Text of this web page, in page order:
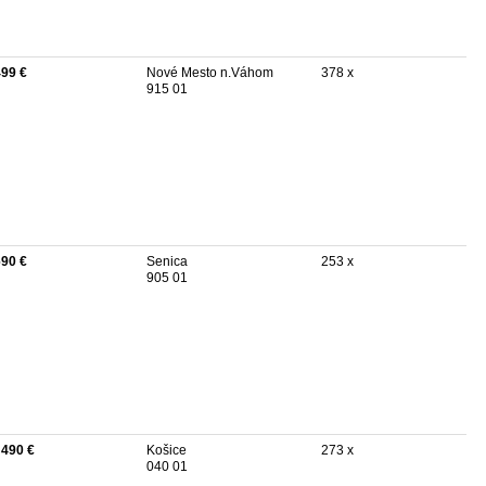
€
Nové Mesto n.Váhom
915 01
378 x
€
Senica
905 01
253 x
€
Košice
040 01
273 x